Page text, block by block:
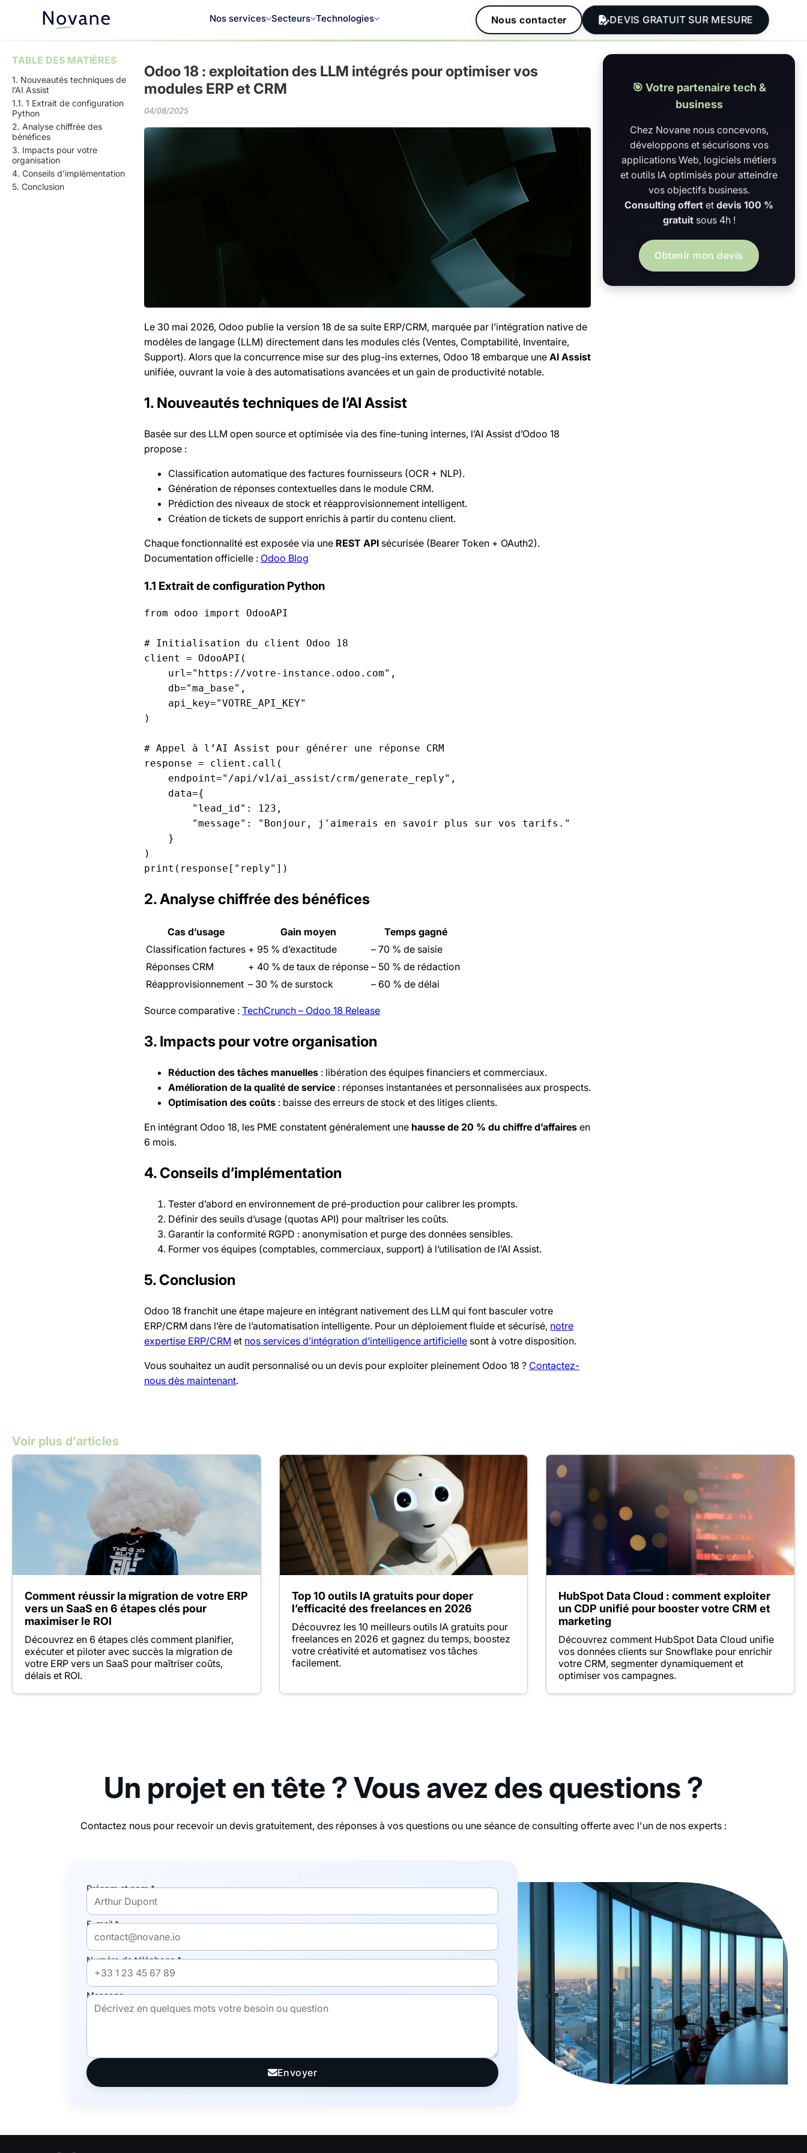
Nos services Secteurs Technologies Nous contacter DEVIS GRATUIT SUR MESURE
TABLE DES MATIÈRES
1. Nouveautés techniques de
l’AI Assist
1.1. 1 Extrait de configuration
Python
2. Analyse chiffrée des
bénéfices
3. Impacts pour votre
organisation
4. Conseils d’implémentation
5. Conclusion
Odoo 18 : exploitation des LLM intégrés pour optimiser vos
modules ERP et CRM
04/08/2025
Le 30 mai 2026, Odoo publie la version 18 de sa suite ERP/CRM, marquée par l’intégration native de
modèles de langage (LLM) directement dans les modules clés (Ventes, Comptabilité, Inventaire,
Support). Alors que la concurrence mise sur des plug-ins externes, Odoo 18 embarque une AI Assist
unifiée, ouvrant la voie à des automatisations avancées et un gain de productivité notable.
1. Nouveautés techniques de l’AI Assist
Basée sur des LLM open source et optimisée via des fine-tuning internes, l’AI Assist d’Odoo 18
propose :
Classification automatique des factures fournisseurs (OCR + NLP).
Génération de réponses contextuelles dans le module CRM.
Prédiction des niveaux de stock et réapprovisionnement intelligent.
Création de tickets de support enrichis à partir du contenu client.
Chaque fonctionnalité est exposée via une REST API sécurisée (Bearer Token + OAuth2).
Documentation officielle : Odoo Blog
1.1 Extrait de configuration Python
from odoo import OdooAPI
# Initialisation du client Odoo 18
client = OdooAPI(
    url="https://votre-instance.odoo.com",
    db="ma_base",
    api_key="VOTRE_API_KEY"
)
# Appel à l’AI Assist pour générer une réponse CRM
response = client.call(
    endpoint="/api/v1/ai_assist/crm/generate_reply",
    data={
        "lead_id": 123,
        "message": "Bonjour, j'aimerais en savoir plus sur vos tarifs."
    }
)
2. Analyse chiffrée des bénéfices
Cas d’usage Gain moyen
Temps gagné
Classification factures + 95 % d’exactitude
– 70 % de saisie
Réponses CRM
+ 40 % de taux de réponse – 50 % de rédaction
Réapprovisionnement – 30 % de surstock – 60 % de délai
Source comparative : TechCrunch – Odoo 18 Release
3. Impacts pour votre organisation
Réduction des tâches manuelles : libération des équipes financiers et commerciaux.
Amélioration de la qualité de service : réponses instantanées et personnalisées aux prospects.
Optimisation des coûts : baisse des erreurs de stock et des litiges clients.
En intégrant Odoo 18, les PME constatent généralement une hausse de 20 % du chiffre d’affaires en
6 mois.
4. Conseils d’implémentation
Tester d’abord en environnement de pré-production pour calibrer les prompts.
Définir des seuils d’usage (quotas API) pour maîtriser les coûts.
Garantir la conformité RGPD : anonymisation et purge des données sensibles.
Former vos équipes (comptables, commerciaux, support) à l’utilisation de l’AI Assist.
5. Conclusion
Odoo 18 franchit une étape majeure en intégrant nativement des LLM qui font basculer votre
ERP/CRM dans l’ère de l’automatisation intelligente. Pour un déploiement fluide et sécurisé, notre
expertise ERP/CRM et nos services d’intégration d’intelligence artificielle sont à votre disposition.
Vous souhaitez un audit personnalisé ou un devis pour exploiter pleinement Odoo 18 ? Contactez-
nous dès maintenant.
🎯 Votre partenaire tech &
business
Chez Novane nous concevons,
développons et sécurisons vos
applications Web, logiciels métiers
et outils IA optimisés pour atteindre
vos objectifs business.
Consulting offert et devis 100 %
gratuitsous 4h !
Obtenir mon devis
Voir plus d'articles
Comment réussir la migration de votre ERP
vers un SaaS en 6 étapes clés pour
maximiser le ROI
Découvrez en 6 étapes clés comment planifier,
exécuter et piloter avec succès la migration de
votre ERP vers un SaaS pour maîtriser coûts,
délais et ROI.
Top 10 outils IA gratuits pour doper
l’efficacité des freelances en 2026
Découvrez les 10 meilleurs outils IA gratuits pour
freelances en 2026 et gagnez du temps, boostez
votre créativité et automatisez vos tâches
facilement.
HubSpot Data Cloud : comment exploiter
un CDP unifié pour booster votre CRM et
marketing
Découvrez comment HubSpot Data Cloud unifie
vos données clients sur Snowflake pour enrichir
votre CRM, segmenter dynamiquement et
optimiser vos campagnes.
Un projet en tête ? Vous avez des questions ?
Contactez nous pour recevoir un devis gratuitement, des réponses à vos questions ou une séance de consulting offerte avec l'un de nos experts :
Prénom et nom *
E-mail *
Numéro de téléphone *
Message
Envoyer